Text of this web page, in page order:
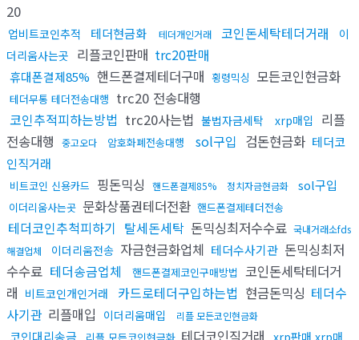
20
업비트코인추적 테더현금화 테더개인거래 코인돈세탁테더거래
이
더리움사는곳 리플코인판매 trc20판매
휴대폰결제85% 핸드폰결제테더구매 횡령믹싱 모든코인현금화
테더무통 테더전송대행 trc20 전송대행
코인추적피하는방법 trc20사는법 불법자금세탁 xrp매입
리플
전송대행
중고오다 암호화폐전송대행 sol구입 검돈현금화 테더코
인직거래
비트코인 신용카드 핑돈믹싱 핸드폰결제85% 정치자금현금화 sol구입
이더리움사는곳 문화상품권테더전환 핸드폰결제테더전송
테더코인추척피하기 탈세돈세탁 돈믹싱최저수수료 국내거래소fds
해결업체
이더리움전송 자금현금화업체 테더수사기관 돈믹싱최저
수수료 테더송금업체 핸드폰결제코인구매방법 코인돈세탁테더거
래 비트코인개인거래 카드로테더구입하는법 현금돈믹싱 테더수
사기관 리플매입 이더리움매입 리플 모든코인현금화
코인대리송금 리플 모든코인현금화 테더코인직거래 xrp판매 xrp매